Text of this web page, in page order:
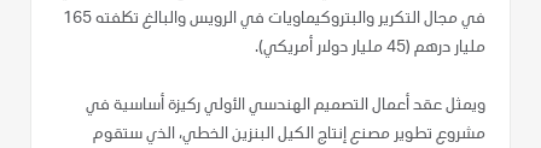
في مجال التكرير والبتروكيماويات في الرويس والبالغ تكلفته 165
مليار درهم (45 مليار دولار أمريكي).
ويمثل عقد أعمال التصميم الهندسي الأولي ركيزة أساسية في
مشروع تطوير مصنع إنتاج الكيل البنزين الخطي، الذي ستقوم